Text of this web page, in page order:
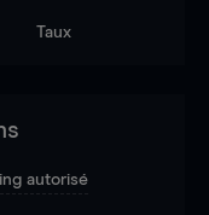
Taux
autorisé